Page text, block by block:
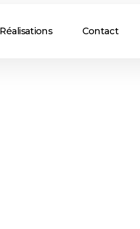
Réalisations Contact